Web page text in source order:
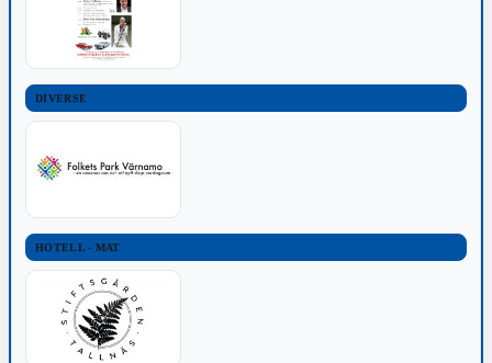
DIVERSE
HOTELL - MAT